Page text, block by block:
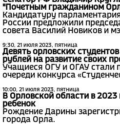
"Почетным гражданином
Кандидатуру
России предложили
совета Василий Новиков и
9:30, 21 июля 2023, пятница
Девять орловских
рублей на развитие своих
Учащиеся ОГУ и ОГАУ стали
очереди конкурса
10:00, 21 июля 2023, пятница
В Орловской области в
ребенок
Рождение Дарины
города Орла.